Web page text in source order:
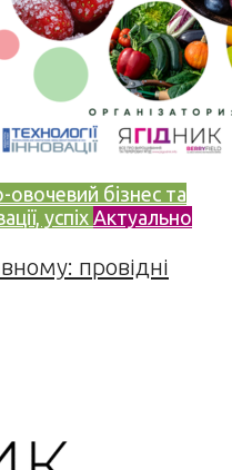
бізнес та
успіх Актуально
провідні